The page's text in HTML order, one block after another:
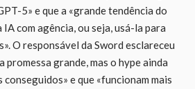
5» e que a «grande tendência do
com agência, ou seja, usá-la para
O responsável da Sword esclareceu
promessa grande, mas o hype ainda
e que «funcionam mais